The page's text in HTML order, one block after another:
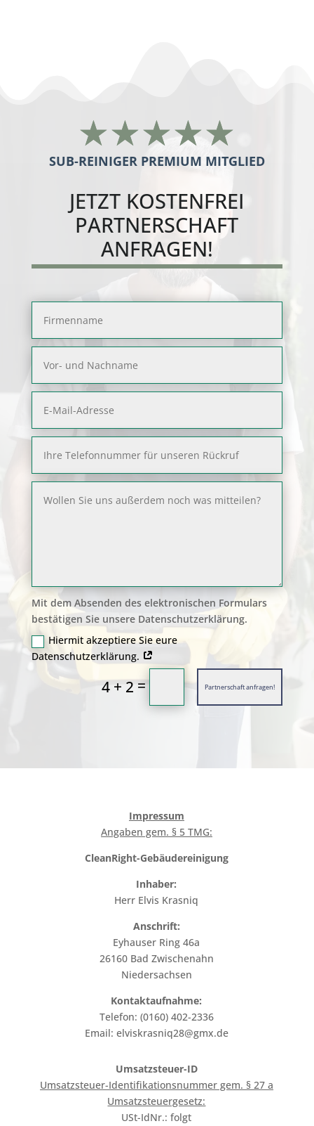
☆☆☆☆☆
SUB-REINIGER PREMIUM MITGLIED
JETZT KOSTENFREI
PARTNERSCHAFT
ANFRAGEN!
Mit dem Absenden des elektronischen Formulars
bestätigen Sie unsere Datenschutzerklärung.
Hiermit akzeptiere Sie eure
Datenschutzerklärung.
4 + 2= Partnerschaft anfragen!
Impressum
Angaben gem. § 5 TMG:
CleanRight-Gebäudereinigung
Inhaber:
Herr Elvis Krasniq
Anschrift:
Eyhauser Ring 46a
26160 Bad Zwischenahn
Niedersachsen
Kontaktaufnahme:
Telefon: (0160) 402-2336
Email: elviskrasniq28@gmx.de
Umsatzsteuer-ID
Umsatzsteuer-Identifikationsnummer gem. § 27 a
Umsatzsteuergesetz:
USt-IdNr.: folgt